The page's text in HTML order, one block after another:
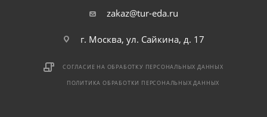
zakaz@tur-eda.ru
г. Москва, ул. Сайкина, д. 17
СОГЛАСИЕ НА ОБРАБОТКУ ПЕРСОНАЛЬНЫХ ДАННЫХ
ПОЛИТИКА ОБРАБОТКИ ПЕРСОНАЛЬНЫХ ДАННЫХ